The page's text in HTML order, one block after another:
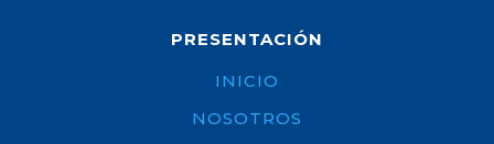
PRESENTACIÓN
INICIO
NOSOTROS